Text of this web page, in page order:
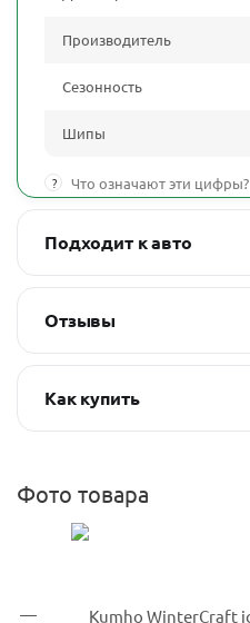
Производитель
Сезонность
Шипы
? Что означают эти цифры?
Подходит к авто
Отзывы
Как купить
Фото товара